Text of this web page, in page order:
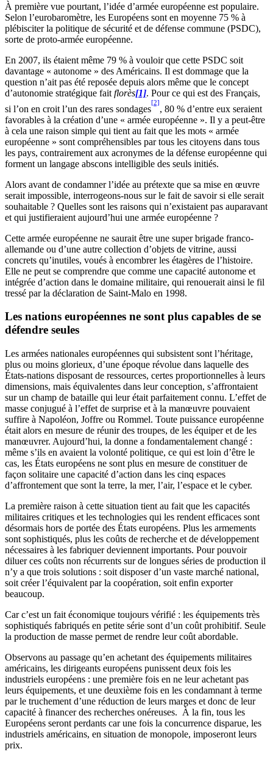
À première vue pourtant, l’idée d’armée européenne est populaire.
Selon l’eurobaromètre, les Européens sont en moyenne 75 % à
plébisciter la politique de sécurité et de défense commune (PSDC),
sorte de proto-armée européenne.
En 2007, ils étaient même 79 % à vouloir que cette PSDC soit
davantage « autonome » des Américains. Il est dommage que la
question n’ait pas été reposée depuis alors même que le concept
d’autonomie stratégique fait florès[1]. Pour ce qui est des Français,
si l’on en croit l’un des rares sondages
[2]
, 80 % d’entre eux seraient
favorables à la création d’une « armée européenne ». Il y a peut-être
à cela une raison simple qui tient au fait que les mots « armée
européenne » sont compréhensibles par tous les citoyens dans tous
les pays, contrairement aux acronymes de la défense européenne qui
forment un langage abscons intelligible des seuls initiés.
Alors avant de condamner l’idée au prétexte que sa mise en œuvre
serait impossible, interrogeons-nous sur le fait de savoir si elle serait
souhaitable ? Quelles sont les raisons qui n’existaient pas auparavant
et qui justifieraient aujourd’hui une armée européenne ?
Cette armée européenne ne saurait être une super brigade franco-
allemande ou d’une autre collection d’objets de vitrine, aussi
concrets qu’inutiles, voués à encombrer les étagères de l’histoire.
Elle ne peut se comprendre que comme une capacité autonome et
intégrée d’action dans le domaine militaire, qui renouerait ainsi le fil
tressé par la déclaration de Saint-Malo en 1998.
Les nations européennes ne sont plus capables de se
défendre seules
Les armées nationales européennes qui subsistent sont l’héritage,
plus ou moins glorieux, d’une époque révolue dans laquelle des
États-nations disposant de ressources, certes proportionnelles à leurs
dimensions, mais équivalentes dans leur conception, s’affrontaient
sur un champ de bataille qui leur était parfaitement connu. L’effet de
masse conjugué à l’effet de surprise et à la manœuvre pouvaient
suffire à Napoléon, Joffre ou Rommel. Toute puissance européenne
était alors en mesure de réunir des troupes, de les équiper et de les
manœuvrer. Aujourd’hui, la donne a fondamentalement changé :
même s’ils en avaient la volonté politique, ce qui est loin d’être le
cas, les États européens ne sont plus en mesure de constituer de
façon solitaire une capacité d’action dans les cinq espaces
d’affrontement que sont la terre, la mer, l’air, l’espace et le cyber.
La première raison à cette situation tient au fait que les capacités
militaires critiques et les technologies qui les rendent efficaces sont
désormais hors de portée des États européens. Plus les armements
sont sophistiqués, plus les coûts de recherche et de développement
nécessaires à les fabriquer deviennent importants. Pour pouvoir
diluer ces coûts non récurrents sur de longues séries de production il
n’y a que trois solutions : soit disposer d’un vaste marché national,
soit créer l’équivalent par la coopération, soit enfin exporter
beaucoup.
Car c’est un fait économique toujours vérifié : les équipements très
sophistiqués fabriqués en petite série sont d’un coût prohibitif. Seule
la production de masse permet de rendre leur coût abordable.
Observons au passage qu’en achetant des équipements militaires
américains, les dirigeants européens punissent deux fois les
industriels européens : une première fois en ne leur achetant pas
leurs équipements, et une deuxième fois en les condamnant à terme
par le truchement d’une réduction de leurs marges et donc de leur
capacité à financer des recherches onéreuses. À la fin, tous les
Européens seront perdants car une fois la concurrence disparue, les
industriels américains, en situation de monopole, imposeront leurs
prix.